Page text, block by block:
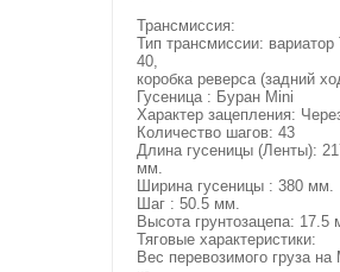
Трансмиссия:
Тип трансмиссии: вариатор
40,
коробка реверса (задний
Гусеница : Буран Mini
Характер зацепления:
Количество шагов: 43
Длина гусеницы (Ленты):
мм.
Ширина гусеницы : 380 мм.
Шаг : 50.5 мм.
Высота грунтозацепа: 17.5
Тяговые характеристики:
Вес перевозимого груза